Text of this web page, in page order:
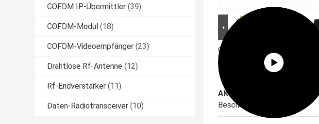
COFDM IP-Übermittler (39)
COFDM-Modul (18)
COFDM-Videoempfänger (23)
Drahtlose Rf-Antenne (12)
Rf-Endverstärker (11)
Daten-Radiotransceiver (10)
Großes Bild :
AKK 5.8G 10W VTX
Video-Sender unterstützt
80 CH Drohnen-RC-Zubehör
AKK 5.8G 10W VTX
Beschreibung